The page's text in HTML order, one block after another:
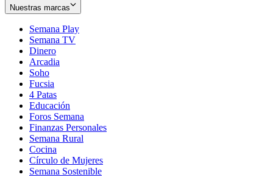
Nuestras marcas
Semana Play
Semana TV
Dinero
Arcadia
Soho
in
new
window
Fucsia
in
new
window
4 Patas
Educación
Foros Semana
Finanzas Personales
Semana Rural
Cocina
Círculo de Mujeres
Semana Sostenible